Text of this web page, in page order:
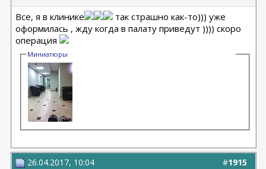
Все, я в клинике
так страшно как-то))) уже
оформилась , жду когда в палату приведут )))) скоро
операция
Миниатюры
#1915
26.04.2017, 10:04